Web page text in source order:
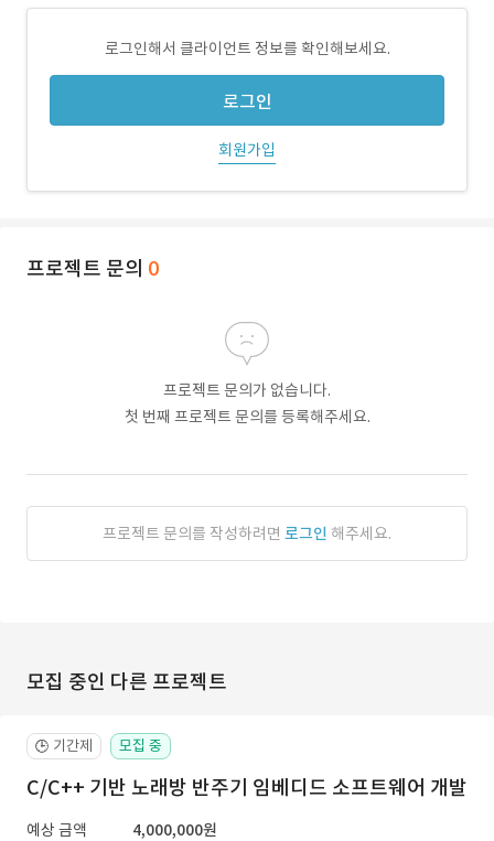
로그인해서 클라이언트 정보를 확인해보세요.
로그인
회원가입
프로젝트 문의 0
프로젝트 문의가 없습니다.
첫 번째 프로젝트 문의를 등록해주세요.
프로젝트 문의를 작성하려면 로그인 해주세요.
모집 중인 다른 프로젝트
🕒 기간제 모집 중
C/C++ 기반 노래방 반주기 임베디드 소프트웨어 개발
예상 금액
4,000,000원